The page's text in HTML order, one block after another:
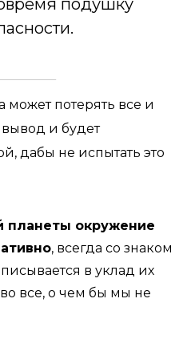
подушку
может потерять все и
вывод и будет
дабы не испытать это
планеты окружение
, всегда со знаком
в уклад их
все, о чем бы мы не